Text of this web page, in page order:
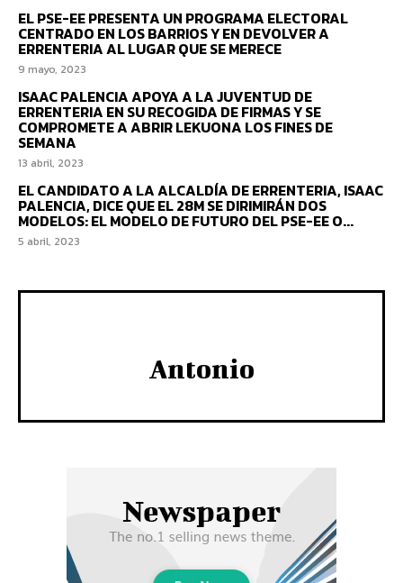
EL PSE-EE PRESENTA UN PROGRAMA ELECTORAL
CENTRADO EN LOS BARRIOS Y EN DEVOLVER A
ERRENTERIA AL LUGAR QUE SE MERECE
9 mayo, 2023
ISAAC PALENCIA APOYA A LA JUVENTUD DE
ERRENTERIA EN SU RECOGIDA DE FIRMAS Y SE
COMPROMETE A ABRIR LEKUONA LOS FINES DE
SEMANA
13 abril, 2023
EL CANDIDATO A LA ALCALDÍA DE ERRENTERIA, ISAAC
PALENCIA, DICE QUE EL 28M SE DIRIMIRÁN DOS
MODELOS: EL MODELO DE FUTURO DEL PSE-EE O...
5 abril, 2023
Antonio